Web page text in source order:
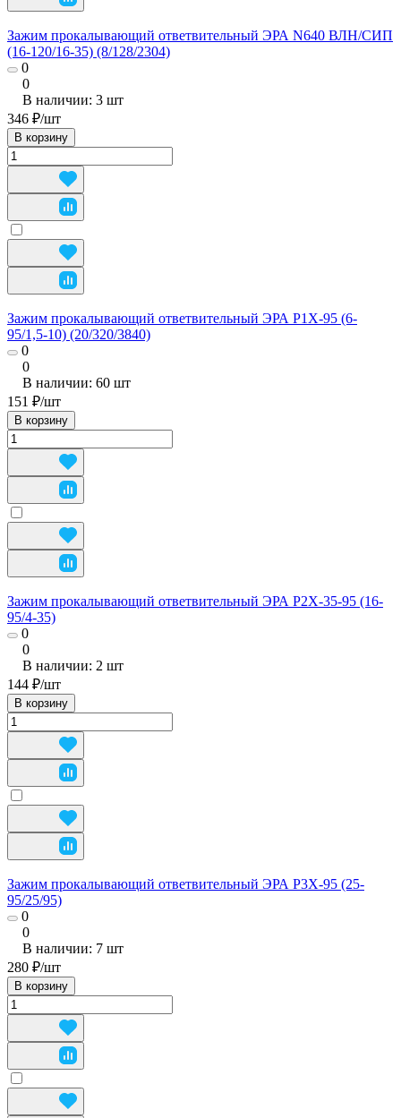
Зажим прокалывающий ответвительный ЭРА N640 ВЛН/СИП
(16-120/16-35) (8/128/2304)
0
0
В наличии: 3 шт
346 ₽/шт
В корзину
Зажим прокалывающий ответвительный ЭРА P1X-95 (6-
95/1,5-10) (20/320/3840)
0
0
В наличии: 60 шт
151 ₽/шт
В корзину
Зажим прокалывающий ответвительный ЭРА P2X-35-95 (16-
95/4-35)
0
0
В наличии: 2 шт
144 ₽/шт
В корзину
Зажим прокалывающий ответвительный ЭРА P3X-95 (25-
95/25/95)
0
0
В наличии: 7 шт
280 ₽/шт
В корзину